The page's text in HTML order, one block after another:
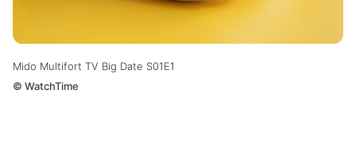
Mido Multifort TV Big Date S01E1
© WatchTime